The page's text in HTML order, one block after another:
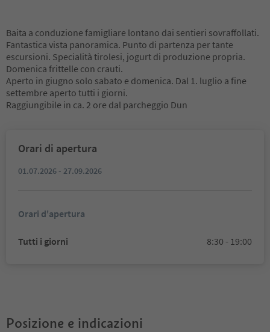
Baita a conduzione famigliare lontano dai sentieri sovraffollati.
Fantastica vista panoramica. Punto di partenza per tante
escursioni. Specialità tirolesi, jogurt di produzione propria.
Domenica frittelle con crauti.
Aperto in giugno solo sabato e domenica. Dal 1. luglio a fine
settembre aperto tutti i giorni.
Raggiungibile in ca. 2 ore dal parcheggio Dun
Orari di apertura
01.07.2026 - 27.09.2026
Orari d'apertura
Tutti i giorni 8:30 - 19:00
Posizione e indicazioni